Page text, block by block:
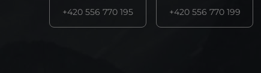
+420 556 770 195 +420 556 770 199